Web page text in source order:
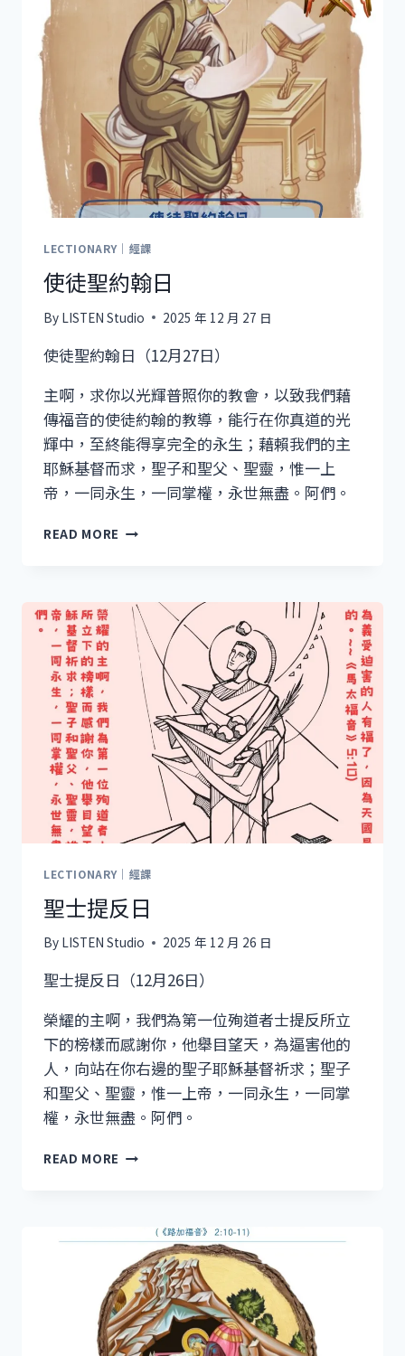
LECTIONARY｜經課
使徒聖約翰日
By LISTEN Studio 2025 年 12 月 27 日
使徒聖約翰日（12月27日）
主啊，求你以光輝普照你的教會，以致我們藉
傳福音的使徒約翰的教導，能行在你真道的光
輝中，至終能得享完全的永生；藉賴我們的主
耶穌基督而求，聖子和聖父、聖靈，惟一上
帝，一同永生，一同掌權，永世無盡。阿們。
READ MORE
翰
LECTIONARY｜經課
聖士提反日
By LISTEN Studio 2025 年 12 月 26 日
聖士提反日（12月26日）
榮耀的主啊，我們為第一位殉道者士提反所立
下的榜樣而感謝你，他舉目望天，為逼害他的
人，向站在你右邊的聖子耶穌基督祈求；聖子
和聖父、聖靈，惟一上帝，一同永生，一同掌
權，永世無盡。阿們。
READ MORE